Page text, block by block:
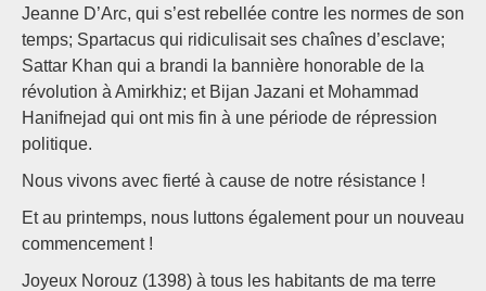
Jeanne D’Arc, qui s’est rebellée contre les normes de son
temps; Spartacus qui ridiculisait ses chaînes d’esclave;
Sattar Khan qui a brandi la bannière honorable de la
révolution à Amirkhiz; et Bijan Jazani et Mohammad
Hanifnejad qui ont mis fin à une période de répression
politique.
Nous vivons avec fierté à cause de notre résistance !
Et au printemps, nous luttons également pour un nouveau
commencement !
Joyeux Norouz (1398) à tous les habitants de ma terre